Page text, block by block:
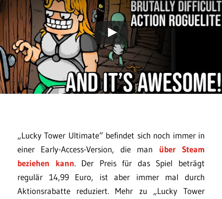
„Lucky Tower Ultimate“ befindet sich noch immer in
einer Early-Access-Version, die man über Steam
beziehen kann. Der Preis für das Spiel beträgt
regulär 14,99 Euro, ist aber immer mal durch
Aktionsrabatte reduziert. Mehr zu „Lucky Tower